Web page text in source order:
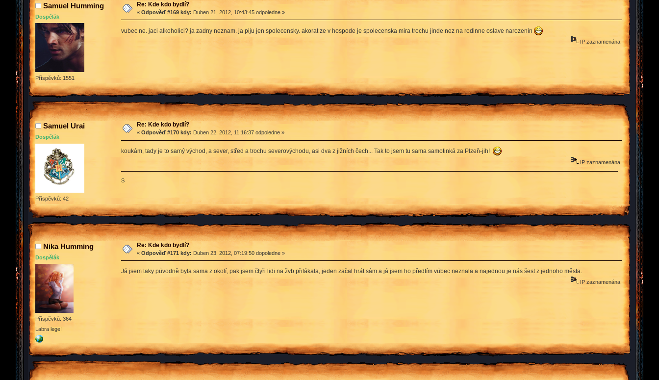
Samuel Humming
Dospělák
Příspěvků: 1551
Re: Kde kdo bydlí?
« Odpověď #169 kdy: Duben 21, 2012, 10:43:45 odpoledne »
vubec ne. jaci alkoholici? ja zadny neznam. ja piju jen spolecensky. akorat ze v hospode je spolecenska mira trochu jinde nez na rodinne oslave narozenin
IP zaznamenána
Samuel Urai
Dospělák
Příspěvků: 42
Re: Kde kdo bydlí?
« Odpověď #170 kdy: Duben 22, 2012, 11:16:37 odpoledne »
koukám, tady je to samý východ, a sever, střed a trochu severovýchodu, asi dva z jižních čech... Tak to jsem tu sama samotinká za Plzeň-jih!
IP zaznamenána
S
Nika Humming
Dospělák
Příspěvků: 364
Labra lege!
Re: Kde kdo bydlí?
« Odpověď #171 kdy: Duben 23, 2012, 07:19:50 dopoledne »
Já jsem taky původně byla sama z okolí, pak jsem čtyři lidi na žvb přilákala, jeden začal hrát sám a já jsem ho předtím vůbec neznala a najednou je nás šest z jednoho města.
IP zaznamenána